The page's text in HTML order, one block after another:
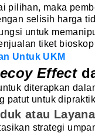
pilihan, maka
selisih harga
untuk
tiket
Untuk UKM
Effect
diterapkan
patut untuk
atau
strategi